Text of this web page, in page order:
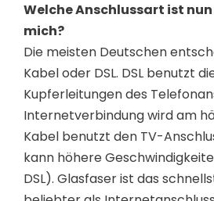
Welche Anschlussart ist
mich?
Die meisten Deutschen
Kabel oder DSL. DSL benutzt
Kupferleitungen des
Internetverbindung wird am
Kabel benutzt den TV-
kann höhere
DSL). Glasfaser ist das